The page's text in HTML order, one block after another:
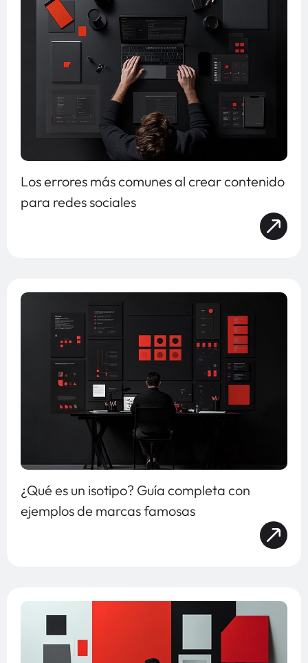
Los errores más comunes al crear contenido
para redes sociales
¿Qué es un isotipo? Guía completa con
ejemplos de marcas famosas